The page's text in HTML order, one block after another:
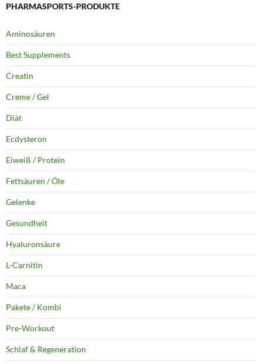
PHARMASPORTS-PRODUKTE
Aminosäuren
Best Supplements
Creatin
Creme / Gel
Diät
Ecdysteron
Eiweiß / Protein
Fettsäuren / Öle
Gelenke
Gesundheit
Hyaluronsäure
L-Carnitin
Maca
Pakete / Kombi
Pre-Workout
Schlaf & Regeneration